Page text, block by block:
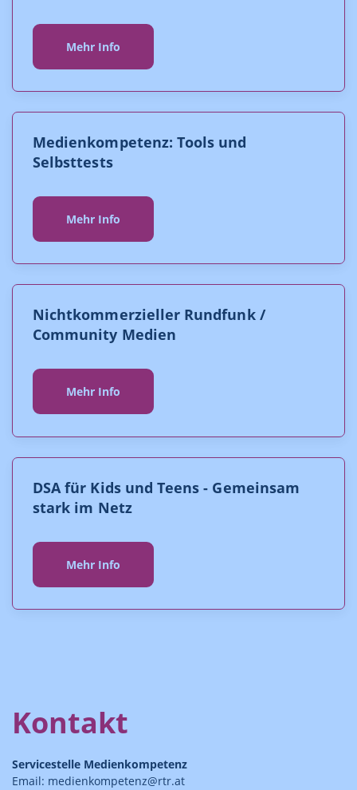
Mehr Info
Medienkompetenz: Tools und
Selbsttests
Mehr Info
Nichtkommerzieller Rundfunk /
Community Medien
Mehr Info
DSA für Kids und Teens - Gemeinsam
stark im Netz
Mehr Info
Kontakt
Servicestelle Medienkompetenz
Email: medienkompetenz@rtr.at